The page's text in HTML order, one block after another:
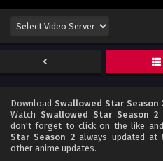
Download Swallowed Star
Watch Swallowed Star Season
don't forget to click on the like
Star Season 2always updated at
other anime updates.